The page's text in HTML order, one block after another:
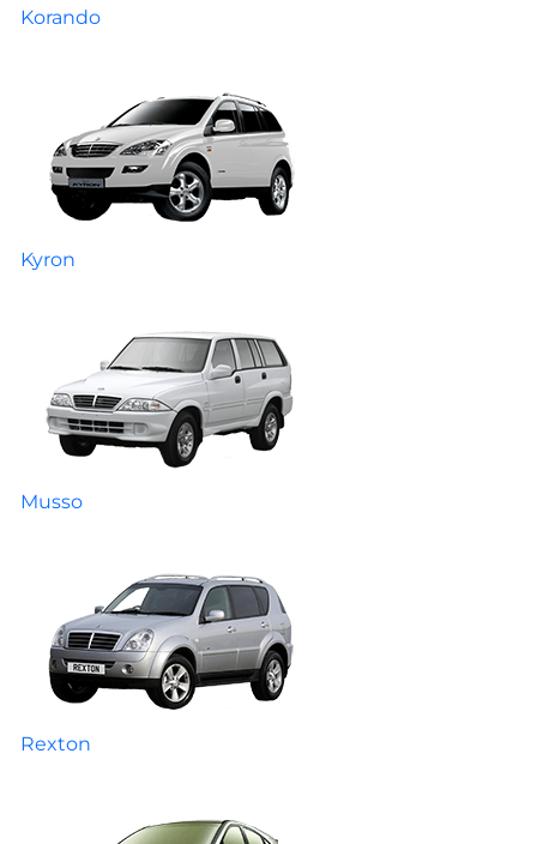
Korando
Kyron
Musso
Rexton